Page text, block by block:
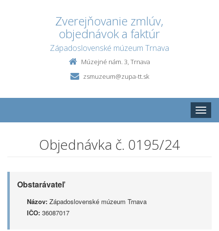
Zverejňovanie zmlúv,
objednávok a faktúr
Západoslovenské múzeum Trnava
Múzejné nám. 3, Trnava
zsmuzeum@zupa-tt.sk
Toggle
Objednávka č. 0195/24
Obstarávateľ
Názov: Západoslovenské múzeum Trnava
IČO: 36087017